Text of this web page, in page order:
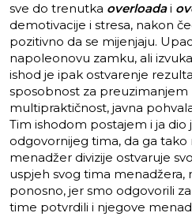
sve do trenutka overloadai
demotivacije i stresa, nakon
pozitivno da se mijenjaju.
napoleonovu zamku, ali
ishod je ipak ostvarenje
sposobnost za preuzimanjem
multipraktičnost, javna
Tim ishodom postajem i ja
odgovornijeg tima, da ga
menadžer divizije ostvaruje
uspjeh svog tima menadžera,
ponosno, jer smo odgovorili
time potvrdili i njegove